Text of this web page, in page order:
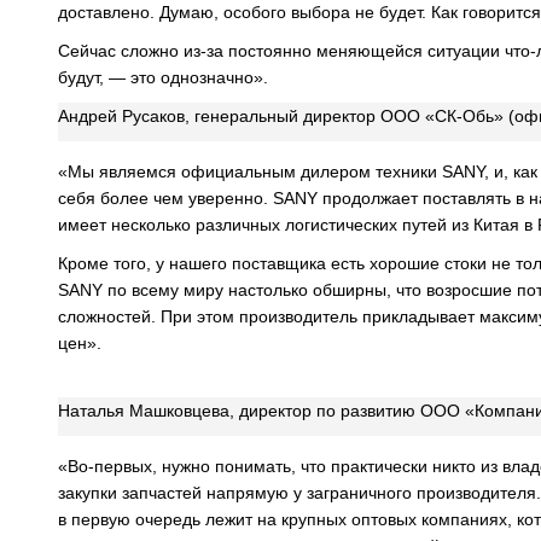
доставлено. Думаю, особого выбора не будет. Как
Сейчас сложно из-за постоянно меняющейся ситуации
будут, — это однозначно».
Андрей Русаков, генеральный директор ООО «СК-Обь»
«Мы являемся официальным дилером техники SANY, и,
себя более чем уверенно. SANY продолжает поставлять
имеет несколько различных логистических путей из
Кроме того, у нашего поставщика есть хорошие стоки не
SANY по всему миру настолько обширны, что возросшие
сложностей. При этом производитель прикладывает
цен».
Наталья Машковцева, директор по развитию ООО
«Во-первых, нужно понимать, что практически никто из
закупки запчастей напрямую у заграничного
в первую очередь лежит на крупных оптовых компаниях,